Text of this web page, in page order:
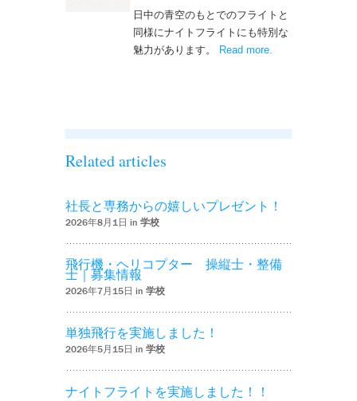
日中の青空のもとでのフライトと
同様にナイトフライトにも特別な
魅力があります。 Read more
Related articles
社長と専務からの嬉しいプレゼント！
2026年8月1日 in 学校
飛行機・ヘリコプター 操縦士・整備
士｜募集情報
2026年7月15日 in 学校
単独飛行を実施しました！
2026年5月15日 in 学校
ナイトフライトを実施しました！！